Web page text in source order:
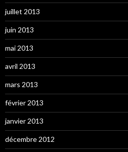
juillet 2013
juin 2013
mai 2013
avril 2013
mars 2013
février 2013
janvier 2013
décembre 2012